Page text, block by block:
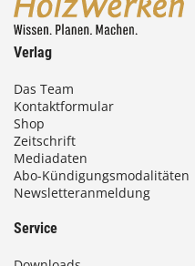
Verlag
Das Team
Kontaktformular
Shop
Zeitschrift
Mediadaten
Abo-Kündigungsmodalitäten
Newsletteranmeldung
Service